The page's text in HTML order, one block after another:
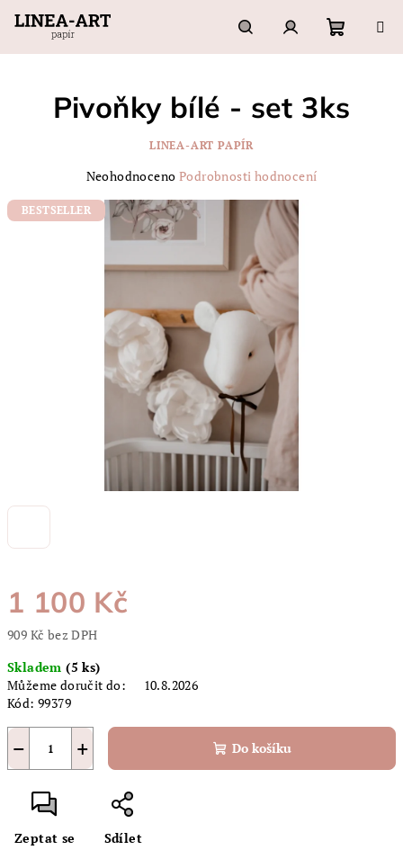
HledatPřihlášení
košík
1 100 Kč
909 Kč bez DPH
cena:
Skladem(5 ks)
Můžeme doručit do:
10.8.2026
Kód: 99379
+
− Do košíku
Zeptat se Sdílet
Pivoňky bílé - set 3ks
LINEA-ART PAPÍR
Průměrné
produktu
Neohodnoceno Podrobnosti hodnocení
BESTSELLER